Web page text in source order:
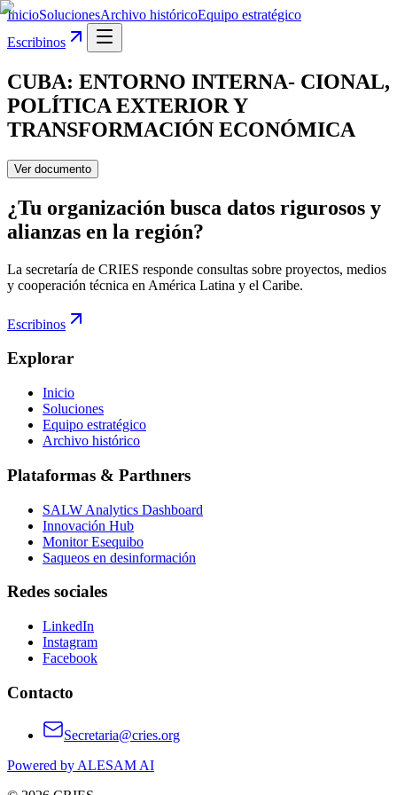
InicioSolucionesArchivo históricoEquipo estratégico
Escribinos
CUBA: ENTORNO INTERNA- CIONAL,
POLÍTICA EXTERIOR Y
TRANSFORMACIÓN ECONÓMICA
Ver documento
¿Tu organización busca datos rigurosos y
alianzas en la región?
La secretaría de CRIES responde consultas sobre proyectos, medios
y cooperación técnica en América Latina y el Caribe.
Escribinos
Explorar
Inicio
Soluciones
Equipo estratégico
Archivo histórico
Plataformas & Parthners
SALW Analytics Dashboard
Innovación Hub
Monitor Esequibo
Saqueos en desinformación
Redes sociales
LinkedIn
Instagram
Facebook
Contacto
Secretaria@cries.org
Powered by ALESAM AI